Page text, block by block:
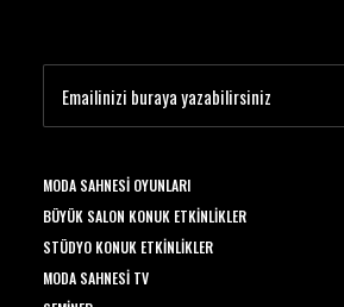
MODA SAHNESI OYUNLARI
BÜYÜK SALON KONUK ETKINLIKLER
STÜDYO KONUK ETKINLIKLER
MODA SAHNESI TV